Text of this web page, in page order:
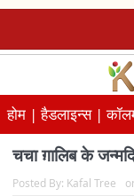
होम |हैडलाइन्स |
चचा ग़ालिब के
Posted By: Kafal Tree